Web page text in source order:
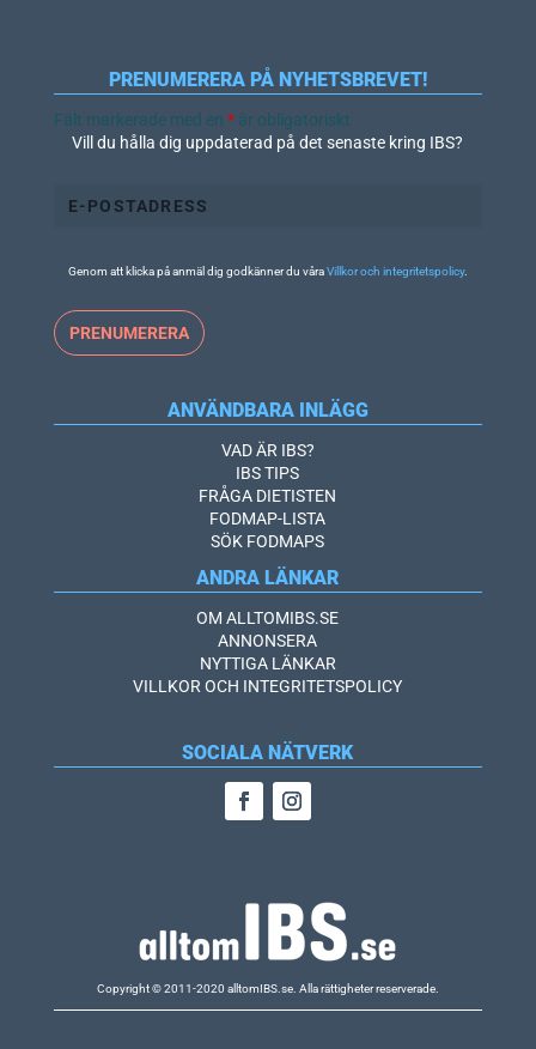
PRENUMERERA PÅ NYHETSBREVET!
Fält markerade med en *är obligatoriskt
Vill du hålla dig uppdaterad på det senaste kring IBS?
Genom att klicka på anmäl dig godkänner du våraVillkor och integritetspolicy.
ANVÄNDBARA INLÄGG
VAD ÄR IBS?
IBS TIPS
FRÅGA DIETISTEN
FODMAP-LISTA
SÖK FODMAPS
ANDRA LÄNKAR
OM ALLTOMIBS.SE
ANNONSERA
NYTTIGA LÄNKAR
VILLKOR OCH INTEGRITETSPOLICY
SOCIALA NÄTVERK
Copyright © 2011-2020 alltomIBS.se. Alla rättigheter reserverade.